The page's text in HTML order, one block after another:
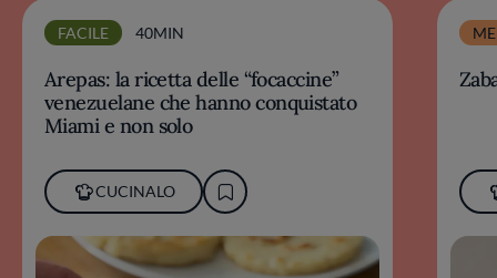
FACILE 40MIN
Arepas: la ricetta delle “focaccine”
venezuelane che hanno conquistato
Miami e non solo
CUCINALO